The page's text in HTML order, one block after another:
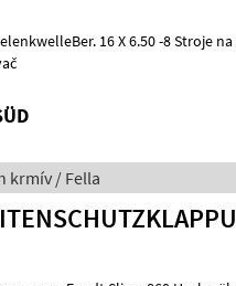
16 X 6.50 -8 Stroje na zber
krmív / Fella